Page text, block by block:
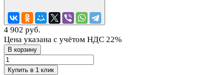
4 902 руб.
Цена указана с учётом НДС 22%
В корзину
Купить в 1 клик